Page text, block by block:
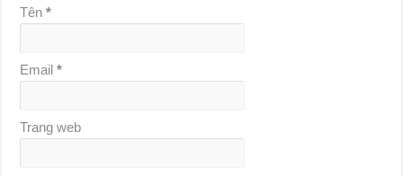
Tên*
Email*
Trang web